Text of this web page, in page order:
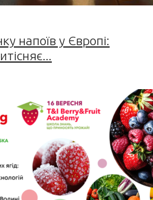
напоїв у Європі: